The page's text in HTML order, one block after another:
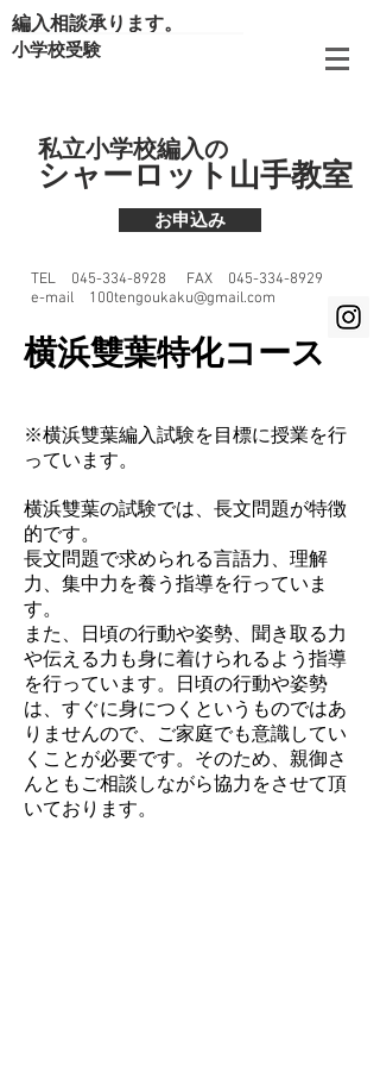
編入相談承ります。
小学校受験
​シャーロット山手教室​
​私立小学校編入の
お申込み
TEL 045-334-8928 FAX 045-334-8929
e-mail 100tengoukaku@gmail.com
横浜雙葉特化コース
※横浜雙葉編入試験を目標に授業を行
っています。
横浜雙葉の試験では、長文問題が特徴
的です。
​長文問題で求められる言語力、理解
力、集中力を養う指導を行っていま
す。
​また、日頃の行動や姿勢、聞き取る力
や伝える力も身に着けられるよう指導
を行っています。日頃の行動や姿勢
は、すぐに身につくというものではあ
りませんので、ご家庭でも意識してい
くことが必要です。そのため、親御さ
んともご相談しながら協力をさせて頂
いております。